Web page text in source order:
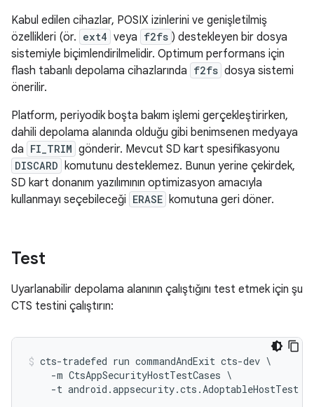
Kabul edilen cihazlar, POSIX izinlerini ve genişletilmiş
özellikleri (ör. ext4 veya f2fs ) destekleyen bir dosya
sistemiyle biçimlendirilmelidir. Optimum performans için
flash tabanlı depolama cihazlarında f2fs dosya sistemi
önerilir.
Platform, periyodik boşta bakım işlemi gerçekleştirirken,
dahili depolama alanında olduğu gibi benimsenen medyaya
da FI_TRIM gönderir. Mevcut SD kart spesifikasyonu
DISCARD komutunu desteklemez. Bunun yerine çekirdek,
SD kart donanım yazılımının optimizasyon amacıyla
kullanmayı seçebileceği ERASE komutuna geri döner.
Test
Uyarlanabilir depolama alanının çalıştığını test etmek için şu
CTS testini çalıştırın:
cts-tradefed run commandAndExit cts-dev \
    -m CtsAppSecurityHostTestCases \
    -t android.appsecurity.cts.AdoptableHostTest